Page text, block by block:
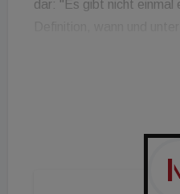
dar: "Es gibt nicht einmal
übermäßigen
der Städte und Länder
Ende zahlt womöglich